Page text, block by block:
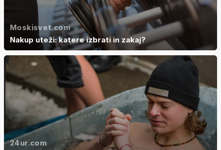
Moskisvet.com
Nakup uteži: katere izbrati in zakaj?
24ur.com